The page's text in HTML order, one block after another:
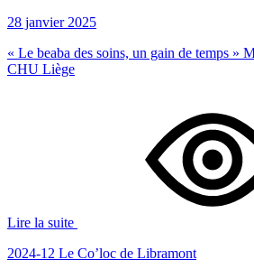
28 janvier 2025
« Le beaba des soins, un gain de temps »
CHU Liège
Lire la suite
2024-12 Le Co’loc de Libramont